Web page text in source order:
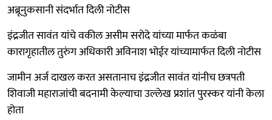
अब्रूनुकसानी संदर्भात दिली नोटीस
इंद्रजीत सावंत यांचे वकील असीम सरोदे यांच्या मार्फत कळंबा
कारागृहातील तुरुंग अधिकारी अविनाश भोईर यांच्यामार्फत दिली नोटीस
जामीन अर्ज दाखल करत असतानाच इंद्रजीत सावंत यांनीच छत्रपती
शिवाजी महाराजांची बदनामी केल्याचा उल्लेख प्रशांत पुरस्कर यांनी केला
होता